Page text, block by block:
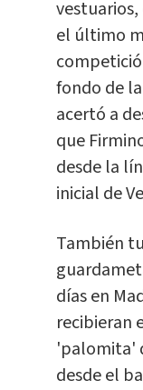
el último
fondo de
acertó a
que
desde la
inicial de
También
días en
recibieran
'palomita'
desde el